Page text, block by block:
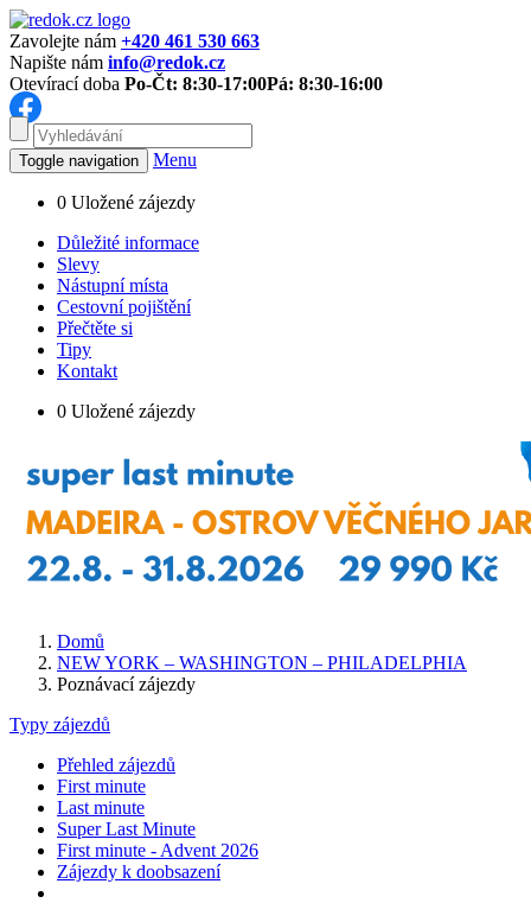
Zavolejte nám +420 461 530 663
Napište nám info@redok.cz
Otevírací doba Po-Čt: 8:30-17:00Pá: 8:30-16:00
Toggle navigation Menu
0 Uložené zájezdy
Důležité informace
Slevy
Nástupní místa
Cestovní pojištění
Přečtěte si
Tipy
Kontakt
0 Uložené zájezdy
Domů
NEW YORK – WASHINGTON – PHILADELPHIA
Poznávací zájezdy
Typy zájezdů
Přehled zájezdů
First minute
Last minute
Super Last Minute
First minute - Advent 2026
Zájezdy k doobsazení